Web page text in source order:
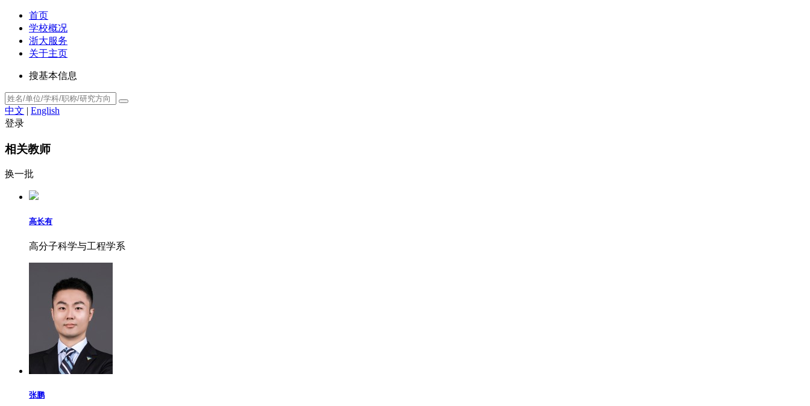
首页
学校概况
浙大服务
关于主页
搜基本信息
中文 | English
登录
相关教师
换一批
高长有
高分子科学与工程学系
张鹏